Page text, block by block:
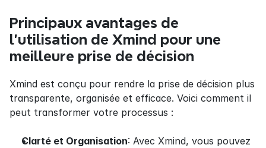
Principaux avantages de
l'utilisation de Xmind pour une
meilleure prise de décision
Xmind est conçu pour rendre la prise de décision plus
transparente, organisée et efficace. Voici comment il
peut transformer votre processus :
Clarté et Organisation: Avec Xmind, vous pouvez